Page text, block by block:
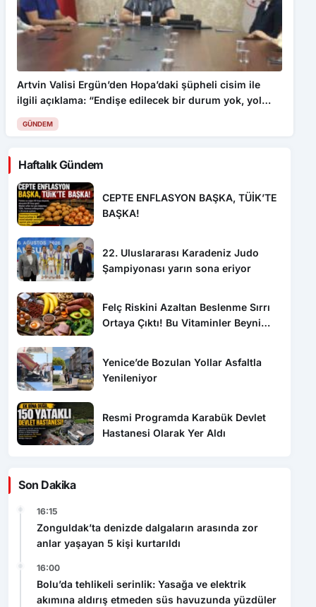
Artvin Valisi Ergün’den Hopa’daki şüpheli cisim ile
ilgili açıklama: “Endişe edilecek bir durum yok, yol
yeniden trafiğe açıldı”
GÜNDEM
Haftalık Gündem
CEPTE ENFLASYON BAŞKA, TÜİK’TE
BAŞKA!
22. Uluslararası Karadeniz Judo
Şampiyonası yarın sona eriyor
Felç Riskini Azaltan Beslenme Sırrı
Ortaya Çıktı! Bu Vitaminler Beyni
Yenice’de Bozulan Yollar Asfaltla
Yenileniyor
Resmi Programda Karabük Devlet
Hastanesi Olarak Yer Aldı
Son Dakika
16:15
Zonguldak’ta denizde dalgaların arasında zor
anlar yaşayan 5 kişi kurtarıldı
16:00
Bolu’da tehlikeli serinlik: Yasağa ve elektrik
akımına aldırış etmeden süs havuzunda yüzdüler